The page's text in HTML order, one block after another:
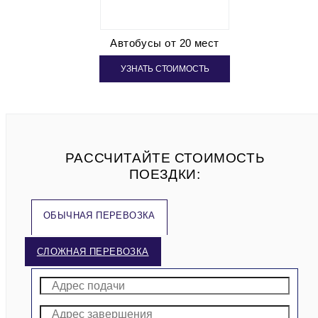
Автобусы от 20 мест
УЗНАТЬ СТОИМОСТЬ
РАССЧИТАЙТЕ СТОИМОСТЬ
ПОЕЗДКИ:
ОБЫЧНАЯ ПЕРЕВОЗКА
СЛОЖНАЯ ПЕРЕВОЗКА